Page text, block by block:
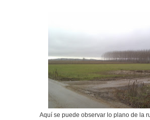
Aquí se puede observar lo plano de la